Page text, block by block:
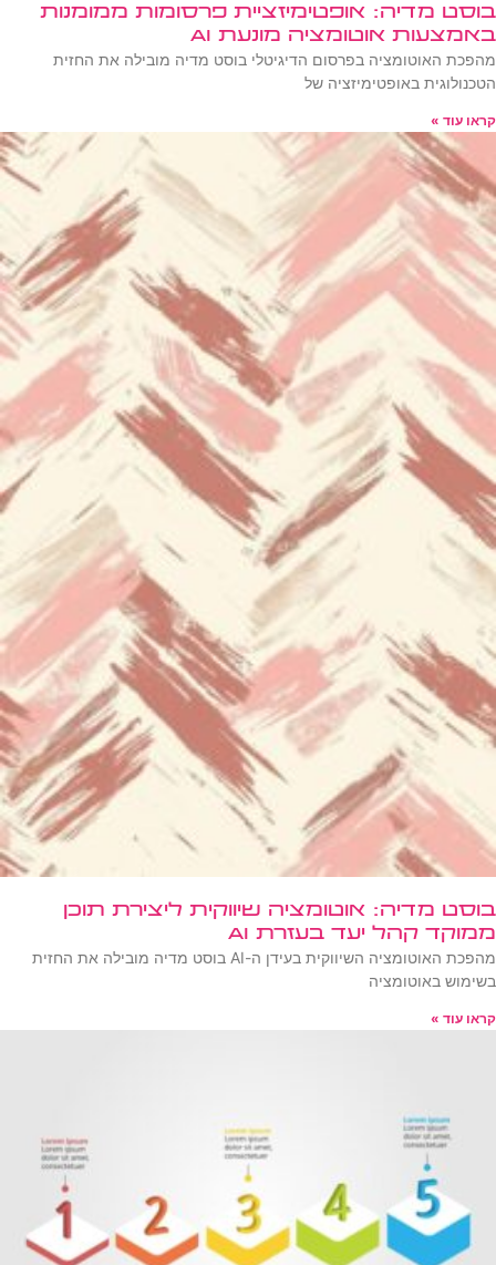
בוסט מדיה: אופטימיזציית פרסומות ממומנות
באמצעות אוטומציה מונעת AI
מהפכת האוטומציה בפרסום הדיגיטלי בוסט מדיה מובילה את החזית
הטכנולוגית באופטימיזציה של
קראו עוד »
בוסט מדיה: אוטומציה שיווקית ליצירת תוכן
ממוקד קהל יעד בעזרת AI
מהפכת האוטומציה השיווקית בעידן ה-AI בוסט מדיה מובילה את החזית
בשימוש באוטומציה
קראו עוד »